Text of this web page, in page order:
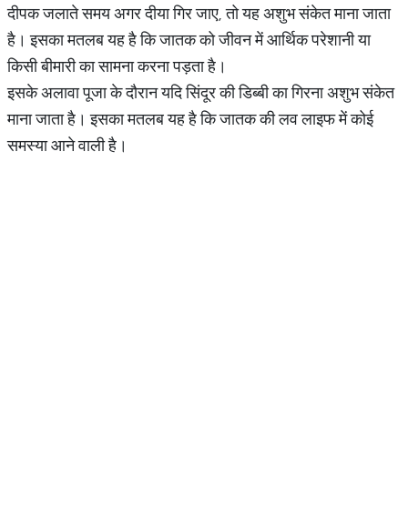
दीपक जलाते समय अगर दीया गिर जाए, तो यह अशुभ संकेत माना जाता
है। इसका मतलब यह है कि जातक को जीवन में आर्थिक परेशानी या
किसी बीमारी का सामना करना पड़ता है।
इसके अलावा पूजा के दौरान यदि सिंदूर की डिब्बी का गिरना अशुभ संकेत
माना जाता है। इसका मतलब यह है कि जातक की लव लाइफ में कोई
समस्या आने वाली है।